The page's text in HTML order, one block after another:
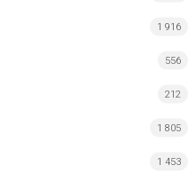
1 916
556
212
1 805
1 453